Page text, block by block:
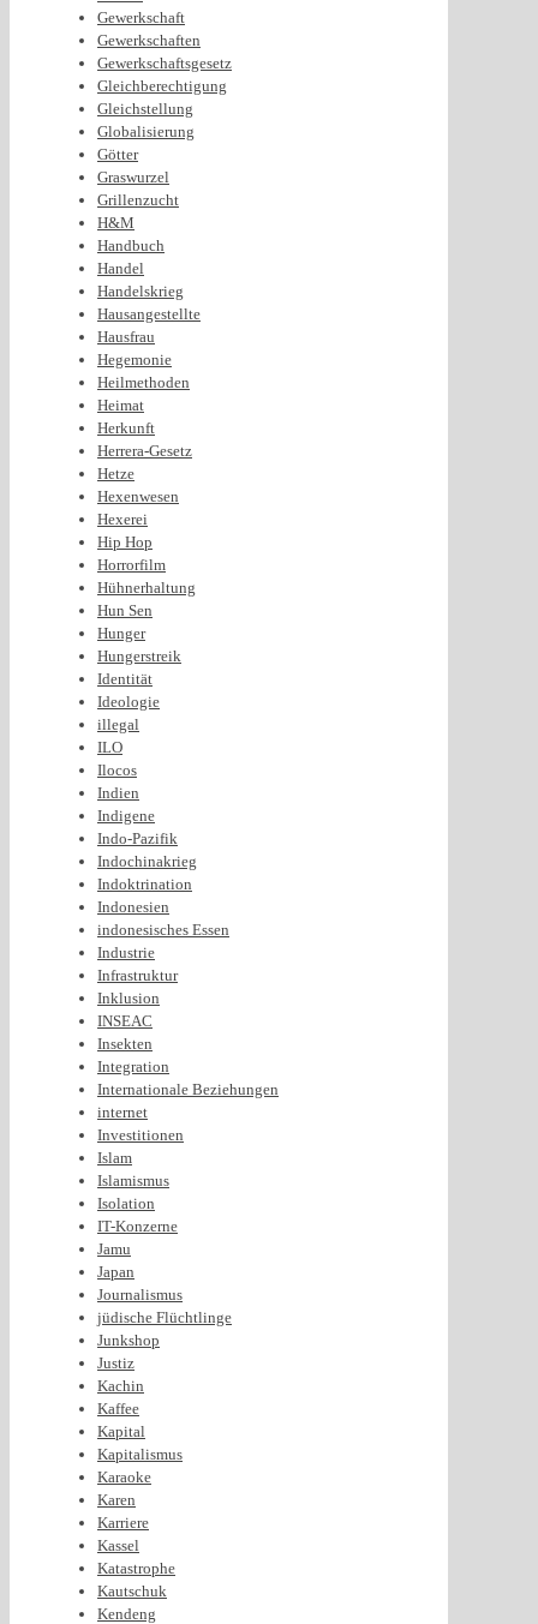
Gewerkschaft
Gewerkschaften
Gewerkschaftsgesetz
Gleichberechtigung
Gleichstellung
Globalisierung
Götter
Graswurzel
Grillenzucht
H&M
Handbuch
Handel
Handelskrieg
Hausangestellte
Hausfrau
Hegemonie
Heilmethoden
Heimat
Herkunft
Herrera-Gesetz
Hetze
Hexenwesen
Hexerei
Hip Hop
Horrorfilm
Hühnerhaltung
Hun Sen
Hunger
Hungerstreik
Identität
Ideologie
illegal
ILO
Ilocos
Indien
Indigene
Indo-Pazifik
Indochinakrieg
Indoktrination
Indonesien
indonesisches Essen
Industrie
Infrastruktur
Inklusion
INSEAC
Insekten
Integration
Internationale Beziehungen
internet
Investitionen
Islam
Islamismus
Isolation
IT-Konzerne
Jamu
Japan
Journalismus
jüdische Flüchtlinge
Junkshop
Justiz
Kachin
Kaffee
Kapital
Kapitalismus
Karaoke
Karen
Karriere
Kassel
Katastrophe
Kautschuk
Kendeng